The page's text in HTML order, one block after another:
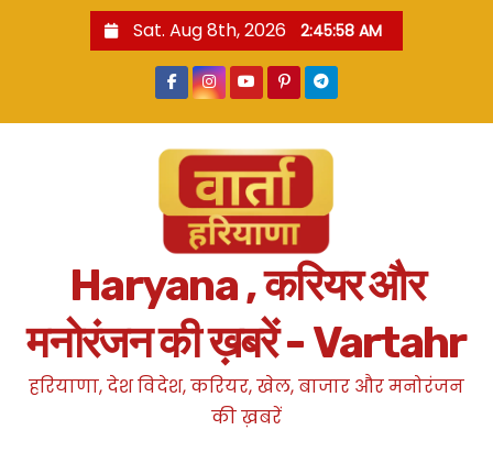
Sat. Aug 8th, 2026 2:45:59 AM
Haryana , करियर और
मनोरंजन की ख़बरें - Vartahr
हरियाणा, देश विदेश, करियर, खेल, बाजार और मनोरंजन
की ख़बरें